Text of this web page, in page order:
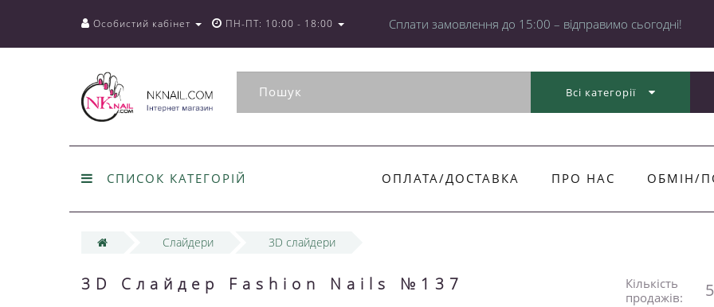
Cплати замовлення до 15:00 – відправимо сьогодні!
Особистий кабінет ПН-ПТ: 10:00 - 18:00
Всі категорії
СПИСОК КАТЕГОРІЙ ОПЛАТА/ДОСТАВКА ПРО НАС ОБМІН/
Слайдери 3D слайдери
3D Слайдер Fashion Nails №137
Кількість
продажів:
5